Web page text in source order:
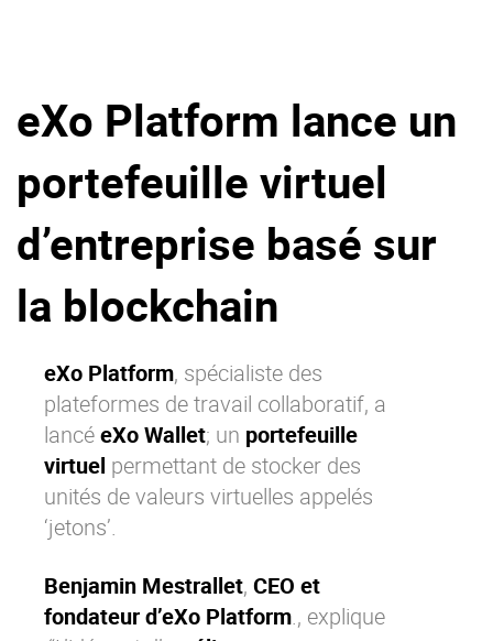
Migrer vers eXo Platform
Produit
La Plateforme
Pourquoi eXo
Internationalisation
No code
Intégrations
IA maitrisée
Architecture
Sécurité
eXo Platform lance un
portefeuille virtuel
d’entreprise basé sur
la blockchain
eXo Platform, spécialiste des
plateformes de travail collaboratif, a
lancéeXo Wallet; un portefeuille
virtuel permettant de stocker des
unités de valeurs virtuelles appelés
‘jetons’.
Benjamin Mestrallet, CEO et
fondateur d’eXo Platform., explique